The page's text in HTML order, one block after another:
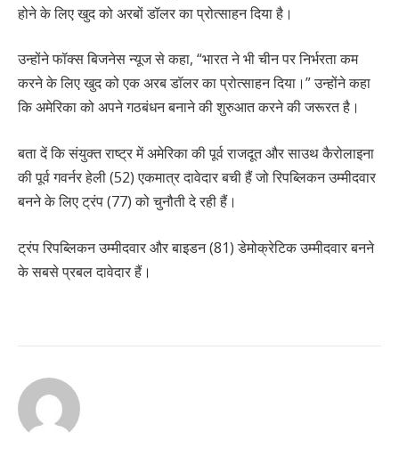
होने के लिए खुद को अरबों डॉलर का प्रोत्साहन दिया है।
उन्होंने फॉक्स बिजनेस न्यूज से कहा, “भारत ने भी चीन पर निर्भरता कम
करने के लिए खुद को एक अरब डॉलर का प्रोत्साहन दिया।” उन्होंने कहा
कि अमेरिका को अपने गठबंधन बनाने की शुरुआत करने की जरूरत है।
बता दें कि संयुक्त राष्ट्र में अमेरिका की पूर्व राजदूत और साउथ कैरोलाइना
की पूर्व गवर्नर हेली (52) एकमात्र दावेदार बची हैं जो रिपब्लिकन उम्मीदवार
बनने के लिए ट्रंप (77) को चुनौती दे रही हैं।
ट्रंप रिपब्लिकन उम्मीदवार और बाइडन (81) डेमोक्रेटिक उम्मीदवार बनने
के सबसे प्रबल दावेदार हैं।